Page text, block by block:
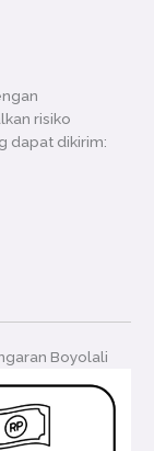
risiko
dapat dikirim:
Boyolali